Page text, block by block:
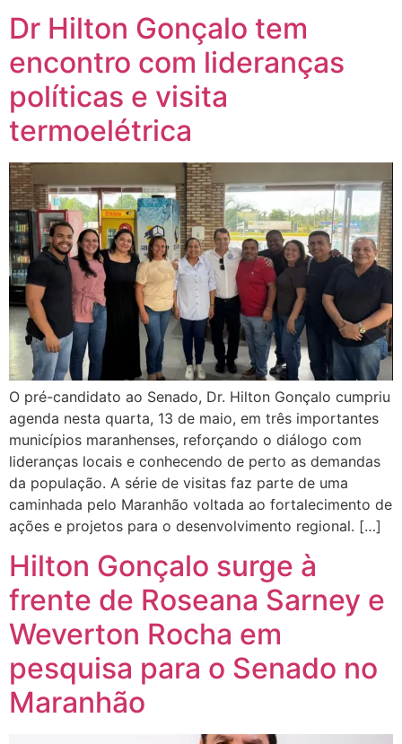
Dr Hilton Gonçalo tem
encontro com lideranças
políticas e visita
termoelétrica
O pré-candidato ao Senado, Dr. Hilton Gonçalo cumpriu
agenda nesta quarta, 13 de maio, em três importantes
municípios maranhenses, reforçando o diálogo com
lideranças locais e conhecendo de perto as demandas
da população. A série de visitas faz parte de uma
caminhada pelo Maranhão voltada ao fortalecimento de
ações e projetos para o desenvolvimento regional. […]
Hilton Gonçalo surge à
frente de Roseana Sarney e
Weverton Rocha em
pesquisa para o Senado no
Maranhão